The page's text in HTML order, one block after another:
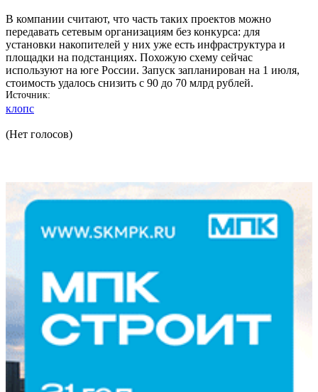
В компании считают, что часть таких проектов можно
передавать сетевым организациям без конкурса: для
установки накопителей у них уже есть инфраструктура и
площадки на подстанциях. Похожую схему сейчас
используют на юге России. Запуск запланирован на 1 июля,
стоимость удалось снизить с 90 до 70 млрд рублей.
Источник
клопс
(Нет голосов)